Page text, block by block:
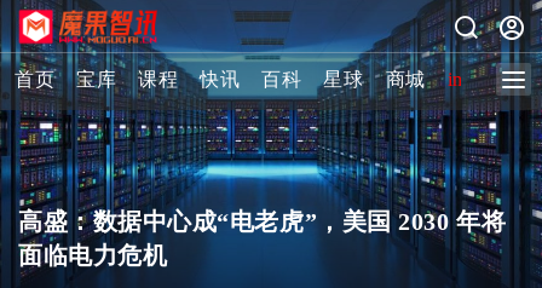
首页 宝库 课程 快讯 百科 星球 商城 image-2
高盛：数据中心成“电老虎”，美国 2030 年将
面临电力危机